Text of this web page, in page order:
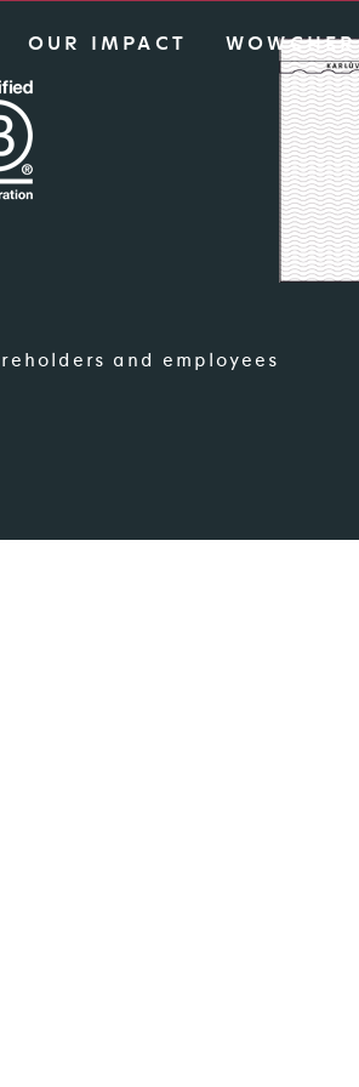
OUR IMPACT WOWCHER
and employees